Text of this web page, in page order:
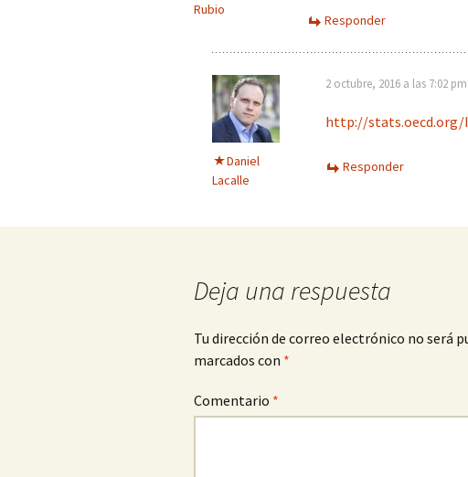
Rubio
Responder
Daniel
Lacalle
2 octubre, 2016 a las 7:02 pm
http://stats.oecd.org/
Responder
Deja una respuesta
Tu dirección de correo electrónico no será
marcados con *
Comentario *